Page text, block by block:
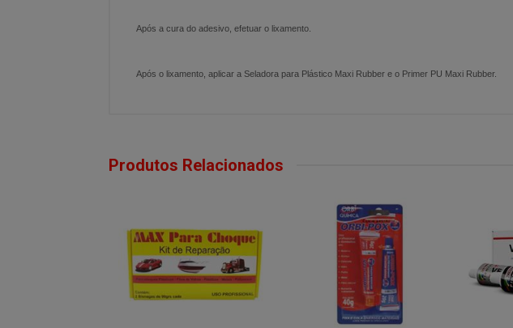
Após a cura do adesivo, efetuar o lixamento.
Após o lixamento, aplicar a Seladora para Plástico Maxi Rubber e o Primer PU Maxi Rubber.
Produtos Relacionados